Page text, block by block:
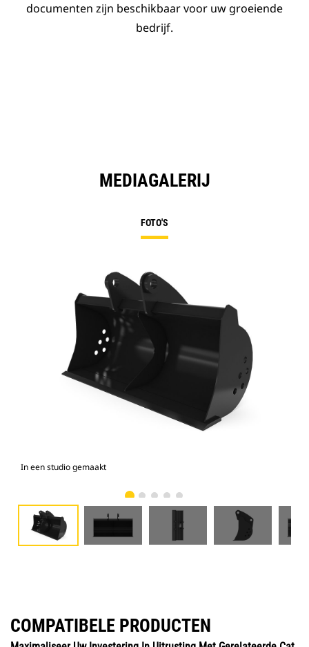
documenten zijn beschikbaar voor uw groeiende
bedrijf.
MEDIAGALERIJ
FOTO'S
In een studio gemaakt
COMPATIBELE PRODUCTEN